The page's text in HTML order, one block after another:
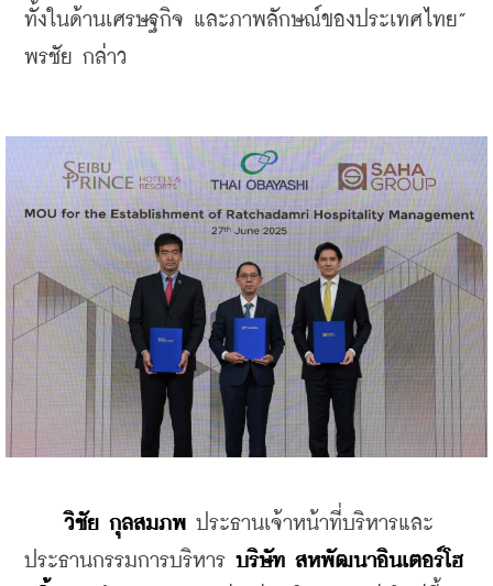
ทั้งในด้านเศรษฐกิจ และภาพลักษณ์ของประเทศไทย”
พรชัย กล่าว
วิชัย กุลสมภพ ประธานเจ้าหน้าที่บริหารและ
ประธานกรรมการบริหาร บริษัท สหพัฒนาอินเตอร์โฮ